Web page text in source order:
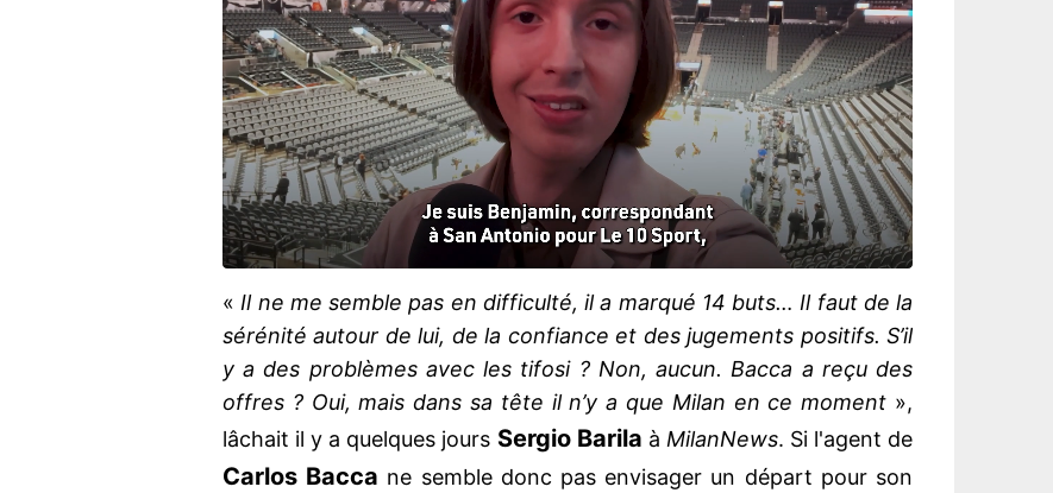
«Il ne me semble pas en difficulté, il a marqué 14 buts… Il faut de la
sérénité autour de lui, de la confiance et des jugements positifs. S’il
y a des problèmes avec les tifosi ? Non, aucun. Bacca a reçu des
offres ? Oui, mais dans sa tête il n’y a que Milan en ce moment »,
lâchait il y a quelques jours Sergio Barila à MilanNews. Si l'agent de
Carlos Bacca ne semble donc pas envisager un départ pour son